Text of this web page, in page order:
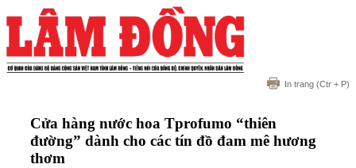
In trang (Ctr + P)
Cửa hàng nước hoa Tprofumo “thiên
đường” dành cho các tín đồ đam mê hương
thơm